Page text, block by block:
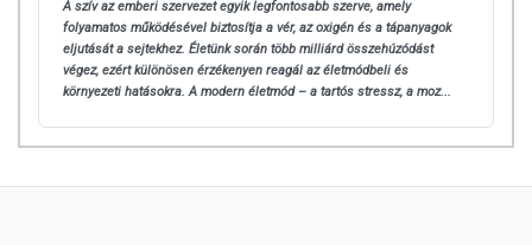
A szív az emberi szervezet egyik legfontosabb szerve, amely
folyamatos működésével biztosítja a vér, az oxigén és a tápanyagok
eljutását a sejtekhez. Életünk során több milliárd összehúzódást
végez, ezért különösen érzékenyen reagál az életmódbeli és
környezeti hatásokra. A modern életmód – a tartós stressz, a moz...